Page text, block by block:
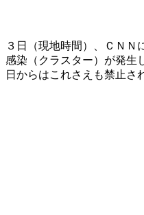
３日（現地時間）、ＣＮ
感染（クラスター）が発生
日からはこれさえも禁止さ